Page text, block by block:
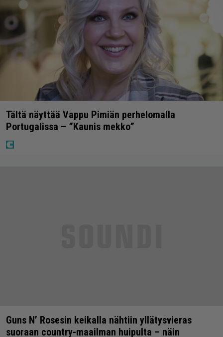
Tältä näyttää Vappu Pimiän perhelomalla
Portugalissa – ”Kaunis mekko”
Guns N’ Rosesin keikalla nähtiin yllätysvieras
suoraan country-maailman huipulta – näin